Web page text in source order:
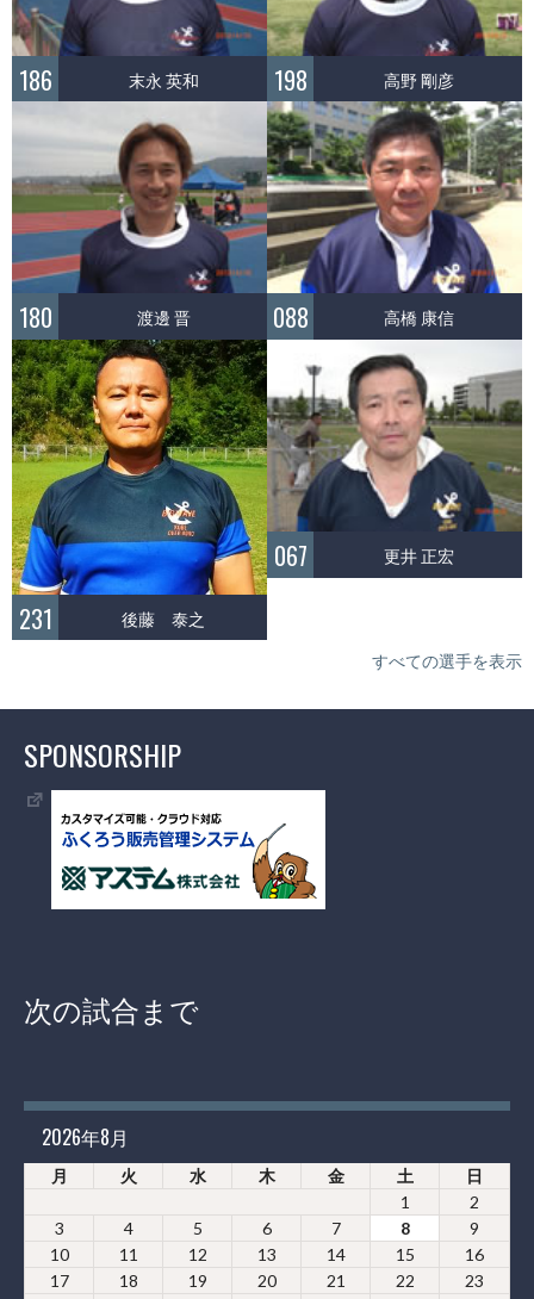
186 末永 英和 198 高野 剛彦
180 渡邊 晋 088 高橋 康信
231 後藤 泰之
067 更井 正宏
すべての選手を表示
SPONSORSHIP
次の試合まで
2026年8月
月 火 水 木 金 土
日
1
2
3
4 5 6 7 8
9
10
11 12 13 14 15
16
17
18 19 20 21 22
23